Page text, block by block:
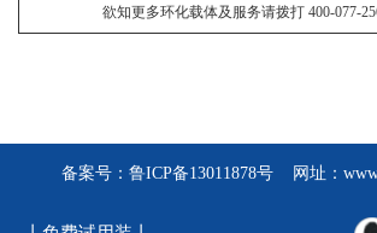
欲知更多环化载体及服务请拨打 400-077-
备案号： 鲁ICP备13011878号 网址：